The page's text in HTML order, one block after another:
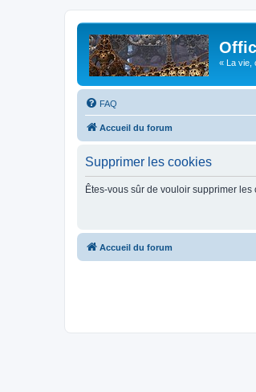
« La vie,
FAQ
Accueil du forum
Supprimer les cookies
Êtes-vous sûr de vouloir supprimer les
Accueil du forum